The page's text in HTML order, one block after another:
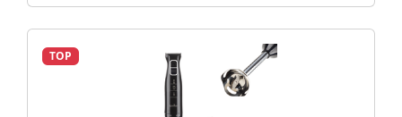
TOP